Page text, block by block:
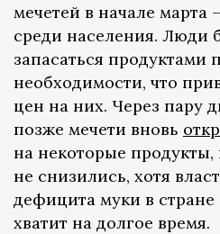
мечетей в начале марта
среди населения. Люди
запасаться продуктами
необходимости, что
цен на них. Через пару
позже мечети вновь
на некоторые продукты,
не снизились, хотя
дефицита муки в стране
хватит на долгое время.